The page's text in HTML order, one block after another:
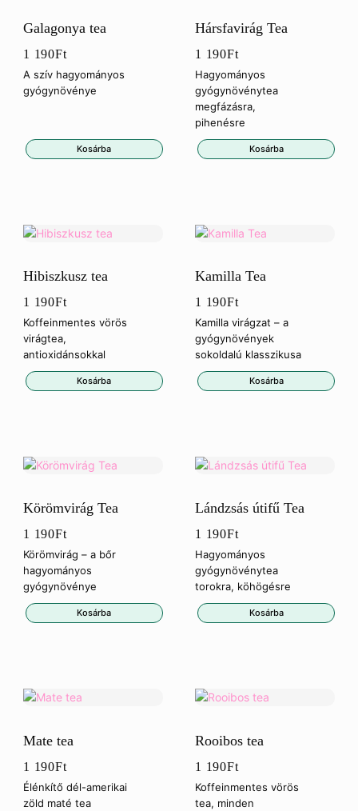
Galagonya tea
1 190Ft
A szív hagyományos
gyógynövénye
Kosárba
Hársfavirág Tea
1 190Ft
Hagyományos
gyógynövénytea
megfázásra,
pihenésre
Kosárba
Hibiszkusz tea
1 190Ft
Koffeinmentes vörös
virágtea,
antioxidánsokkal
Kosárba
Kamilla Tea
1 190Ft
Kamilla virágzat – a
gyógynövények
sokoldalú klasszikusa
Kosárba
Körömvirág Tea
1 190Ft
Körömvirág – a bőr
hagyományos
gyógynövénye
Kosárba
Lándzsás útifű Tea
1 190Ft
Hagyományos
gyógynövénytea
torokra, köhögésre
Kosárba
Mate tea
1 190Ft
Élénkítő dél-amerikai
zöld maté tea
Rooibos tea
1 190Ft
Koffeinmentes vörös
tea, minden